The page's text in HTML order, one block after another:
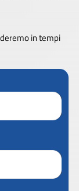
in tempi